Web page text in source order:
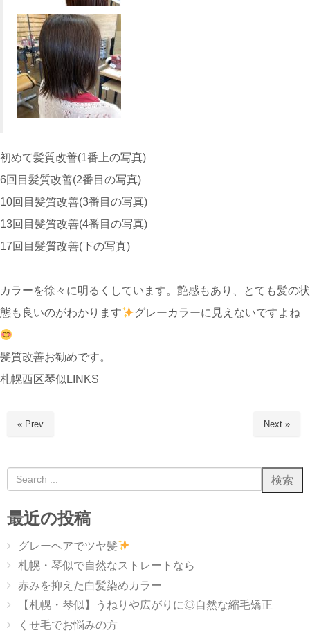
初めて髪質改善(1番上の写真)
6回目髪質改善(2番目の写真)
10回目髪質改善(3番目の写真)
13回目髪質改善(4番目の写真)
17回目髪質改善(下の写真)
カラーを徐々に明るくしています。艶感もあり、とても髪の状
態も良いのがわかります
グレーカラーに見えないですよね
髪質改善お勧めです。
札幌西区琴似LINKS
« Prev Next »
最近の投稿
グレーヘアでツヤ髪
札幌・琴似で自然なストレートなら
赤みを抑えた白髪染めカラー
【札幌・琴似】うねりや広がりに◎自然な縮毛矯正
くせ毛でお悩みの方